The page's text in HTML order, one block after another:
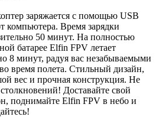
заряжается с помощью USB
компьютера. Время зарядки
50 минут. На полностью
батарее Elfin FPV летает
8 минут, радуя вас незабываемыми
время полета. Стильный дизайн,
вес и прочная конструкция. Не
Доставайте свой
поднимайте Elfin FPV в небо и